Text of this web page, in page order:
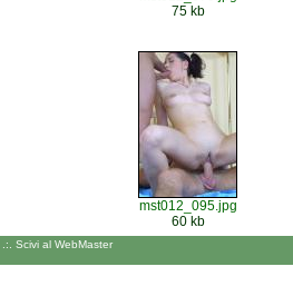
75 kb
mst012_095.jpg
60 kb
.:. Scivi al WebMaster